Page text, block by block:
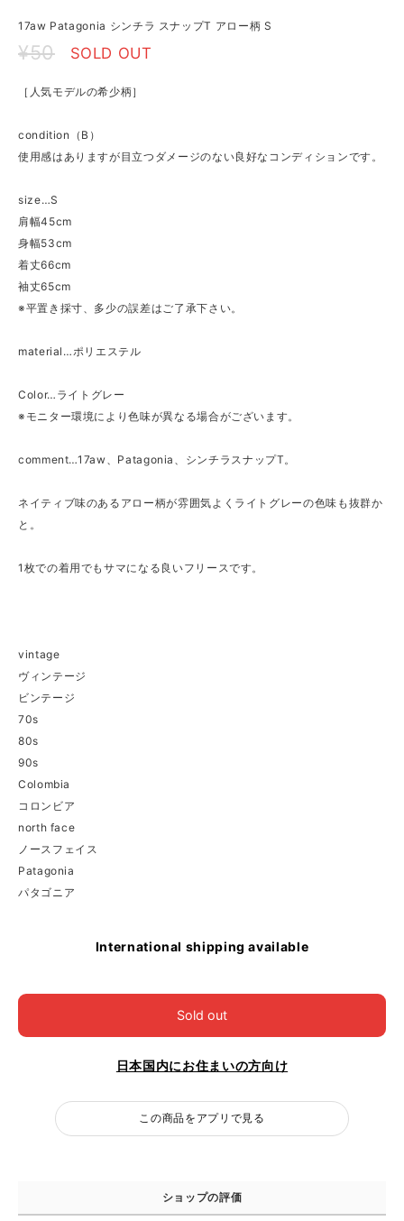
17aw Patagonia シンチラ スナップT アロー柄 S
¥50 SOLD OUT
［人気モデルの希少柄］
condition（B）
使用感はありますが目立つダメージのない良好なコンディションです。
size…S
肩幅45cm
身幅53cm
着丈66cm
袖丈65cm
※平置き採寸、多少の誤差はご了承下さい。
material…ポリエステル
Color…ライトグレー
※モニター環境により色味が異なる場合がございます。
comment…17aw、Patagonia、シンチラスナップT。
ネイティブ味のあるアロー柄が雰囲気よくライトグレーの色味も抜群か
と。
1枚での着用でもサマになる良いフリースです。
vintage
ヴィンテージ
ビンテージ
70s
80s
90s
Colombia
コロンビア
north face
ノースフェイス
Patagonia
パタゴニア
International shipping available
Sold out
日本国内にお住まいの方向け
この商品をアプリで見る
ショップの評価